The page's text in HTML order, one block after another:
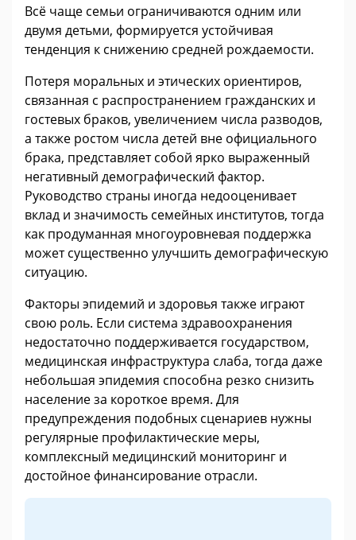
Всё чаще семьи ограничиваются одним или
двумя детьми, формируется устойчивая
тенденция к снижению средней рождаемости.
Потеря моральных и этических ориентиров,
связанная с распространением гражданских и
гостевых браков, увеличением числа разводов,
а также ростом числа детей вне официального
брака, представляет собой ярко выраженный
негативный демографический фактор.
Руководство страны иногда недооценивает
вклад и значимость семейных институтов, тогда
как продуманная многоуровневая поддержка
может существенно улучшить демографическую
ситуацию.
Факторы эпидемий и здоровья также играют
свою роль. Если система здравоохранения
недостаточно поддерживается государством,
медицинская инфраструктура слаба, тогда даже
небольшая эпидемия способна резко снизить
население за короткое время. Для
предупреждения подобных сценариев нужны
регулярные профилактические меры,
комплексный медицинский мониторинг и
достойное финансирование отрасли.